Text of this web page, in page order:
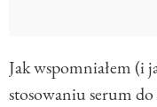
Jak wspomniałem (i
stosowaniu serum